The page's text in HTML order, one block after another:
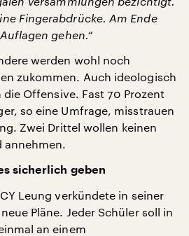
Fingerabdrücke. Am Ende
gehen.“
werden wohl noch
zukommen. Auch ideologisch
Offensive. Fast 70 Prozent
so eine Umfrage, misstrauen
Zwei Drittel wollen keinen
annehmen.
sicherlich geben
Leung verkündete in seiner
Pläne. Jeder Schüler soll in
an einem